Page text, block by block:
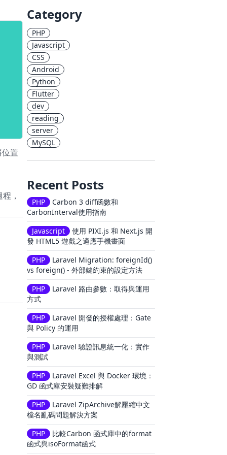
置
，
Category
PHP
Javascript
CSS
Android
Python
Flutter
dev
reading
server
MySQL
Recent Posts
PHP Carbon 3 diff函數和
CarbonInterval使用指南
Javascript 使用 PIXI.js 和 Next.js 開
發 HTML5 遊戲之適應手機畫面
PHP Laravel Migration: foreignId()
vs foreign() - 外部鍵約束的設定方法
PHP Laravel 路由參數：取得與運用
方式
PHP Laravel 開發的授權處理：Gate
與 Policy 的運用
PHP Laravel 驗證訊息統一化：實作
與測試
PHP Laravel Excel 與 Docker 環境：
GD 函式庫安裝疑難排解
PHP Laravel ZipArchive解壓縮中文
檔名亂碼問題解決方案
PHP 比較Carbon 函式庫中的format
函式與isoFormat函式